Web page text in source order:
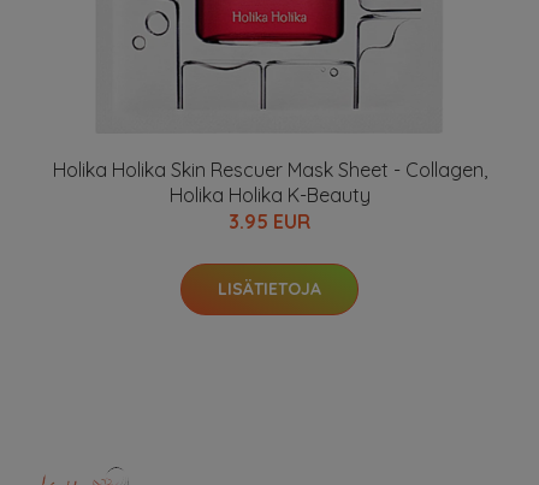
Holika Holika Skin Rescuer Mask Sheet - Collagen,
Holika Holika K-Beauty
3.95 EUR
LISÄTIETOJA